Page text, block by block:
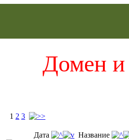
Домен и
1 2 3
Дата
Название